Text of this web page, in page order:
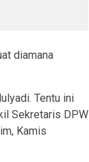
diamana
Tentu ini
Sekretaris DPW
Kamis